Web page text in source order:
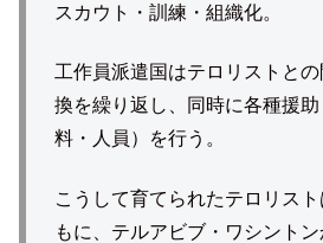
スカウト・訓練・組織化。
工作員派遣国はテロリストと
換を繰り返し、同時に各種援
料・人員）を行う。
こうして育てられたテロリス
もに、テルアビブ・ワシントン